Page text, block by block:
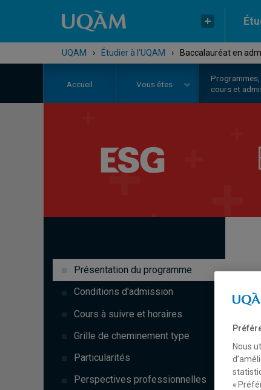
UQAM › Étudier à l'UQAM › Baccalauréat en
Accueil Vous êtes
Programmes,
cours et
Présentation du programme
Conditions d'admission
Cours à suivre et horaires
Grille de cheminement type
Particularités
Perspectives professionnelles
Nous
«